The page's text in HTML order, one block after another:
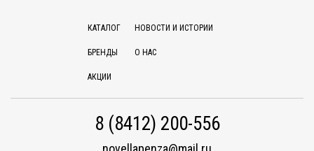
КАТАЛОГ
БРЕНДЫ
АКЦИИ
НОВОСТИ И ИСТОРИИ
О НАС
8 (8412) 200-556